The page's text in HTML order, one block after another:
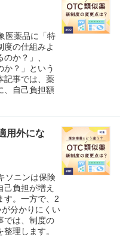
医薬品に「特
度の仕組みよ
か？」、
か？」という
記事では、薬
、自己負担額
用外にな
ソニンは保険
己負担が増え
す。一方で、2
分かりにくい
では、制度の
理します。